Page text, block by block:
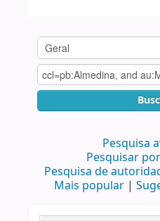
Pesquisa
Pesquisar
Pesquisa de
Mais popular